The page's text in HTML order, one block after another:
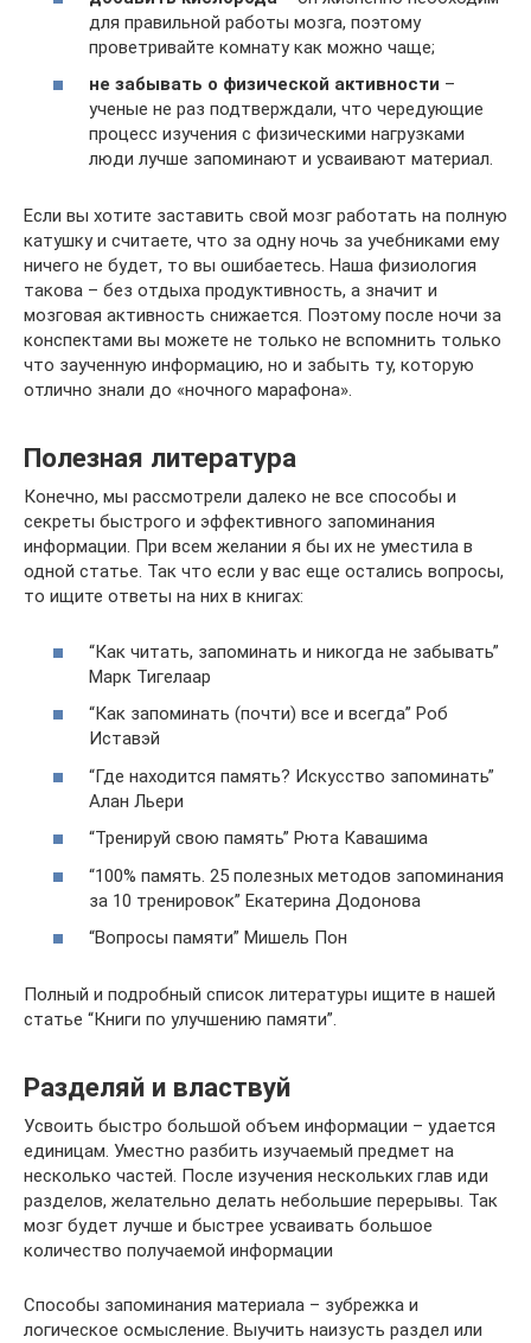
для правильной работы мозга, поэтому
проветривайте комнату как можно чаще;
не забывать о физической активности –
ученые не раз подтверждали, что чередующие
процесс изучения с физическими нагрузками
люди лучше запоминают и усваивают материал.
Если вы хотите заставить свой мозг работать на полную
катушку и считаете, что за одну ночь за учебниками ему
ничего не будет, то вы ошибаетесь. Наша физиология
такова – без отдыха продуктивность, а значит и
мозговая активность снижается. Поэтому после ночи за
конспектами вы можете не только не вспомнить только
что заученную информацию, но и забыть ту, которую
отлично знали до «ночного марафона».
Полезная литература
Конечно, мы рассмотрели далеко не все способы и
секреты быстрого и эффективного запоминания
информации. При всем желании я бы их не уместила в
одной статье. Так что если у вас еще остались вопросы,
то ищите ответы на них в книгах:
“Как читать, запоминать и никогда не забывать”
Марк Тигелаар
“Как запоминать (почти) все и всегда” Роб
Иставэй
“Где находится память? Искусство запоминать”
Алан Льери
“Тренируй свою память” Рюта Кавашима
“100% память. 25 полезных методов запоминания
за 10 тренировок” Екатерина Додонова
“Вопросы памяти” Мишель Пон
Полный и подробный список литературы ищите в нашей
статье “Книги по улучшению памяти”.
Разделяй и властвуй
Усвоить быстро большой объем информации – удается
единицам. Уместно разбить изучаемый предмет на
несколько частей. После изучения нескольких глав иди
разделов, желательно делать небольшие перерывы. Так
мозг будет лучше и быстрее усваивать большое
количество получаемой информации
Способы запоминания материала – зубрежка и
логическое осмысление. Выучить наизусть раздел или